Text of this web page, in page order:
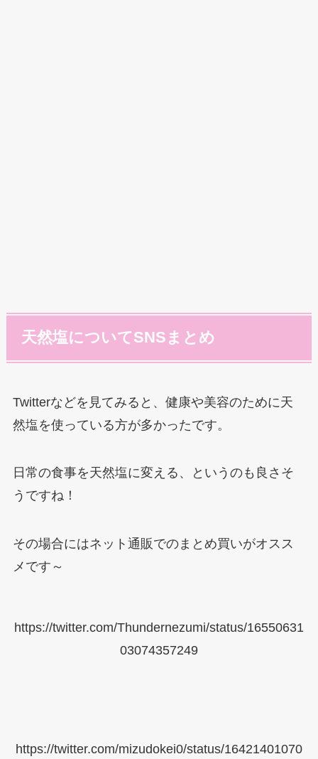
天然塩についてSNSまとめ
Twitterなどを見てみると、健康や美容のために天
然塩を使っている方が多かったです。
日常の食事を天然塩に変える、というのも良さそ
うですね！
その場合にはネット通販でのまとめ買いがオスス
メです～
https://twitter.com/Thundernezumi/status/16550631
03074357249
https://twitter.com/mizudokei0/status/16421401070